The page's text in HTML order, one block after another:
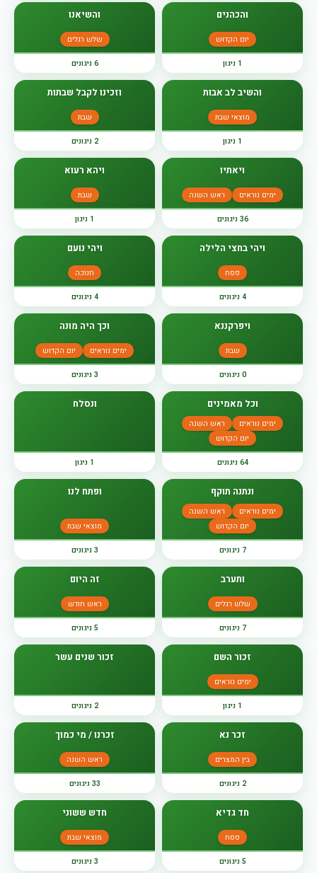
והכהנים
יום הקדוש
1 ניגון
והשיאנו
שלש רגלים
6 ניגונים
והשיב לב אבות
מוצאי שבת
1 ניגון
וזכינו לקבל שבתות
שבת
2 ניגונים
ויאתיו
ימים נוראים ראש השנה
36 ניגונים
ויהא רעוא
שבת
1 ניגון
ויהי בחצי הלילה
פסח
4 ניגונים
ויהי נועם
חנוכה
4 ניגונים
ויפרקננא
שבת
0 ניגונים
וכך היה מונה
ימים נוראים יום הקדוש
3 ניגונים
וכל מאמינים
ימים נוראים
ראש השנה
יום הקדוש
64 ניגונים
ונסלח
1 ניגון
ונתנה תוקף
ימים נוראים
ראש השנה
יום הקדוש
7 ניגונים
ופתח לנו
מוצאי שבת
3 ניגונים
ותערב
שלש רגלים
7 ניגונים
זה היום
ראש חודש
5 ניגונים
זכור השם
ימים נוראים
1 ניגון
זכור שנים עשר
2 ניגונים
זכר נא
בין המצרים
2 ניגונים
זכרנו / מי כמוך
ראש השנה
33 ניגונים
חד גדיא
פסח
5 ניגונים
חדש ששוני
מוצאי שבת
3 ניגונים